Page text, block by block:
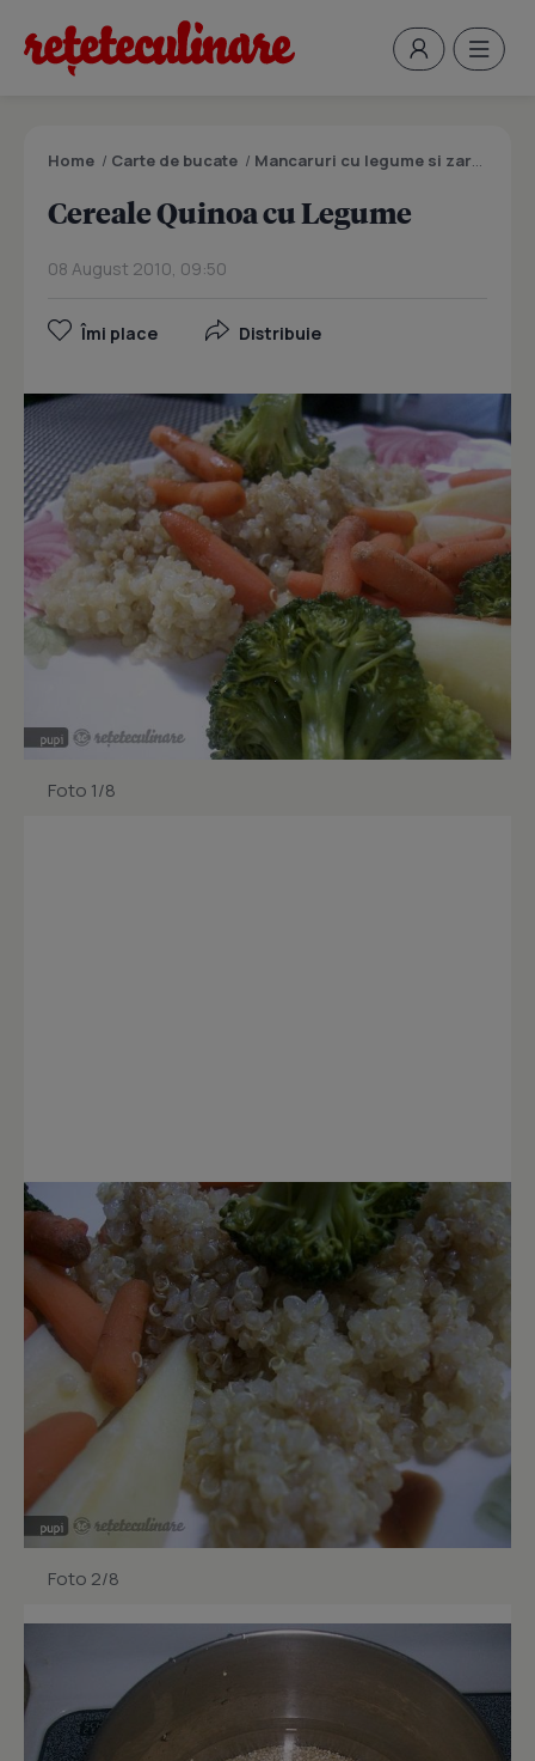
Home / Carte de bucate / Mancaruri cu legume si zarzavaturi
Cereale Quinoa cu Legume
08 August 2010, 09:50
Îmi place Distribuie
Foto 1/8
Foto 2/8